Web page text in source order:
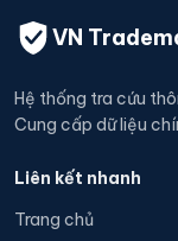
VN
Hệ thống tra cứu
Cung cấp dữ liệu
Liên kết nhanh
Trang chủ